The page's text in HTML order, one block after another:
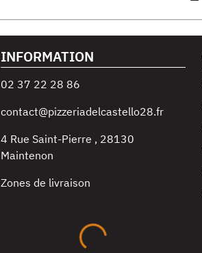
INFORMATION
02 37 22 28 86
contact@pizzeriadelcastello28.fr
4 Rue Saint-Pierre , 28130
Maintenon
Zones de livraison